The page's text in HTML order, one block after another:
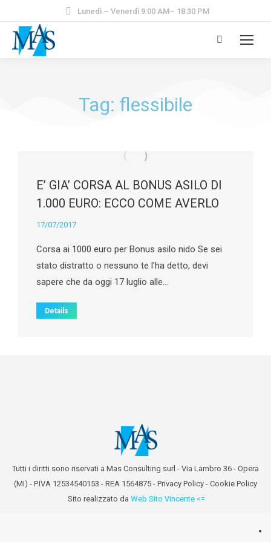
Lunedì – Venerdì 9:00 AM– 18:30 PM
Tag: flessibile
E’ GIA’ CORSA AL BONUS ASILO DI
1.000 EURO: ECCO COME AVERLO
17/07/2017
Corsa ai 1000 euro per Bonus asilo nido Se sei
stato distratto o nessuno te l’ha detto, devi
sapere che da oggi 17 luglio alle…
Details
Tutti i diritti sono riservati a Mas Consulting surl - Via Lambro 36 - Opera
(MI) - P.IVA 12534540153 - REA 1564875 - Privacy Policy - Cookie Policy
Sito realizzato da Web Sito Vincente <=